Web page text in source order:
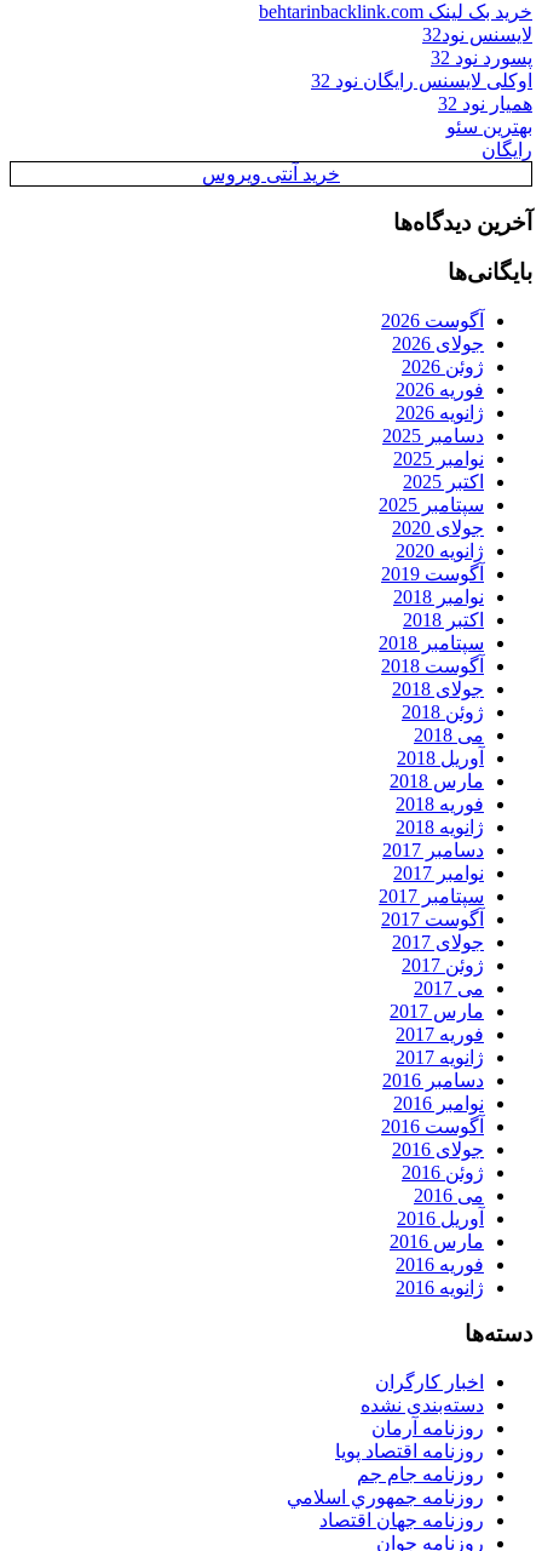
خرید بک لینک behtarinbacklink.com
لایسنس نود32
پسورد نود 32
اوکلی لایسنس رایگان نود 32
همیار نود 32
بهترین سئو
رایگان
خرید آنتی ویروس
آخرین دیدگاه‌ها
بایگانی‌ها
آگوست 2026
جولای 2026
ژوئن 2026
فوریه 2026
ژانویه 2026
دسامبر 2025
نوامبر 2025
اکتبر 2025
سپتامبر 2025
جولای 2020
ژانویه 2020
آگوست 2019
نوامبر 2018
اکتبر 2018
سپتامبر 2018
آگوست 2018
جولای 2018
ژوئن 2018
می 2018
آوریل 2018
مارس 2018
فوریه 2018
ژانویه 2018
دسامبر 2017
نوامبر 2017
سپتامبر 2017
آگوست 2017
جولای 2017
ژوئن 2017
می 2017
مارس 2017
فوریه 2017
ژانویه 2017
دسامبر 2016
نوامبر 2016
آگوست 2016
جولای 2016
ژوئن 2016
می 2016
آوریل 2016
مارس 2016
فوریه 2016
ژانویه 2016
دسته‌ها
اخبار کارگران
دسته‌بندی نشده
روزنامه آرمان
روزنامه اقتصاد پویا
روزنامه جام جم
روزنامه جمهوري اسلامي
روزنامه جهان اقتصاد
روزنامه جوان